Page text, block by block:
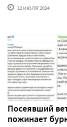
12 ИЮЛЯ'2024
Посеявший
пожинает